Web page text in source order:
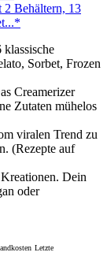
Behältern, 13
Sorbet, Frozen
Creamerizer
Zutaten mühelos
viralen Trend zu
(Rezepte auf
Dein
oder
Letzte